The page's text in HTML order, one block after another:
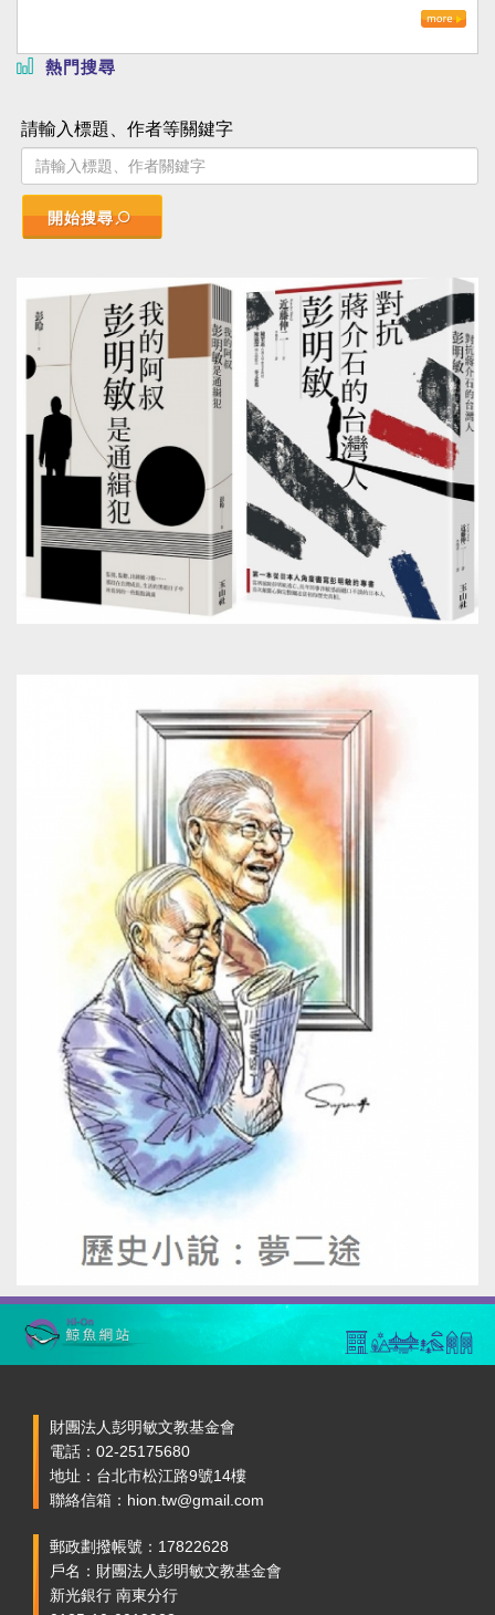
熱門搜尋
請輸入標題、作者等關鍵字
開始搜尋
財團法人彭明敏文教基金會
電話：02-25175680
地址：台北市松江路9號14樓
聯絡信箱：hion.tw@gmail.com
郵政劃撥帳號：17822628
戶名：財團法人彭明敏文教基金會
新光銀行 南東分行